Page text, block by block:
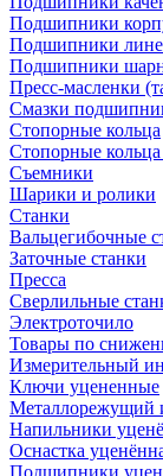
Подшипники
Подшипники
Подшипники
Пресс-масленки
Смазки
Стопорные кольца
Стопорные
Съемники
Шарики и ролики
Станки
Вальцегибочные
Заточные станки
Пресса
Сверлильные
Электроточило
Товары по
Измерительный
Ключи уцененные
Металлорежущий
Напильники
Оснастка
Подшипники